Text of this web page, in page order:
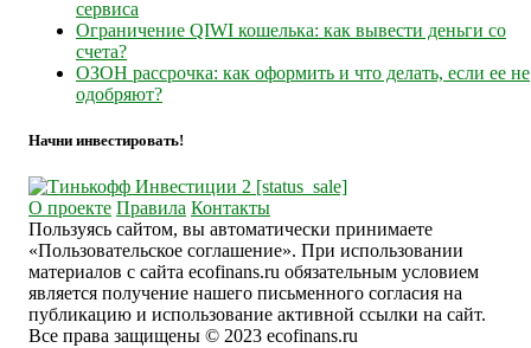
сервиса
Ограничение QIWI кошелька: как вывести деньги со
счета?
ОЗОН рассрочка: как оформить и что делать, если ее не
одобряют?
Начни инвестировать!
О проекте Правила Контакты
Пользуясь сайтом, вы автоматически принимаете
«Пользовательское соглашение». При использовании
материалов с сайта ecofinans.ru обязательным условием
является получение нашего письменного согласия на
публикацию и использование активной ссылки на сайт.
Все права защищены © 2023 ecofinans.ru